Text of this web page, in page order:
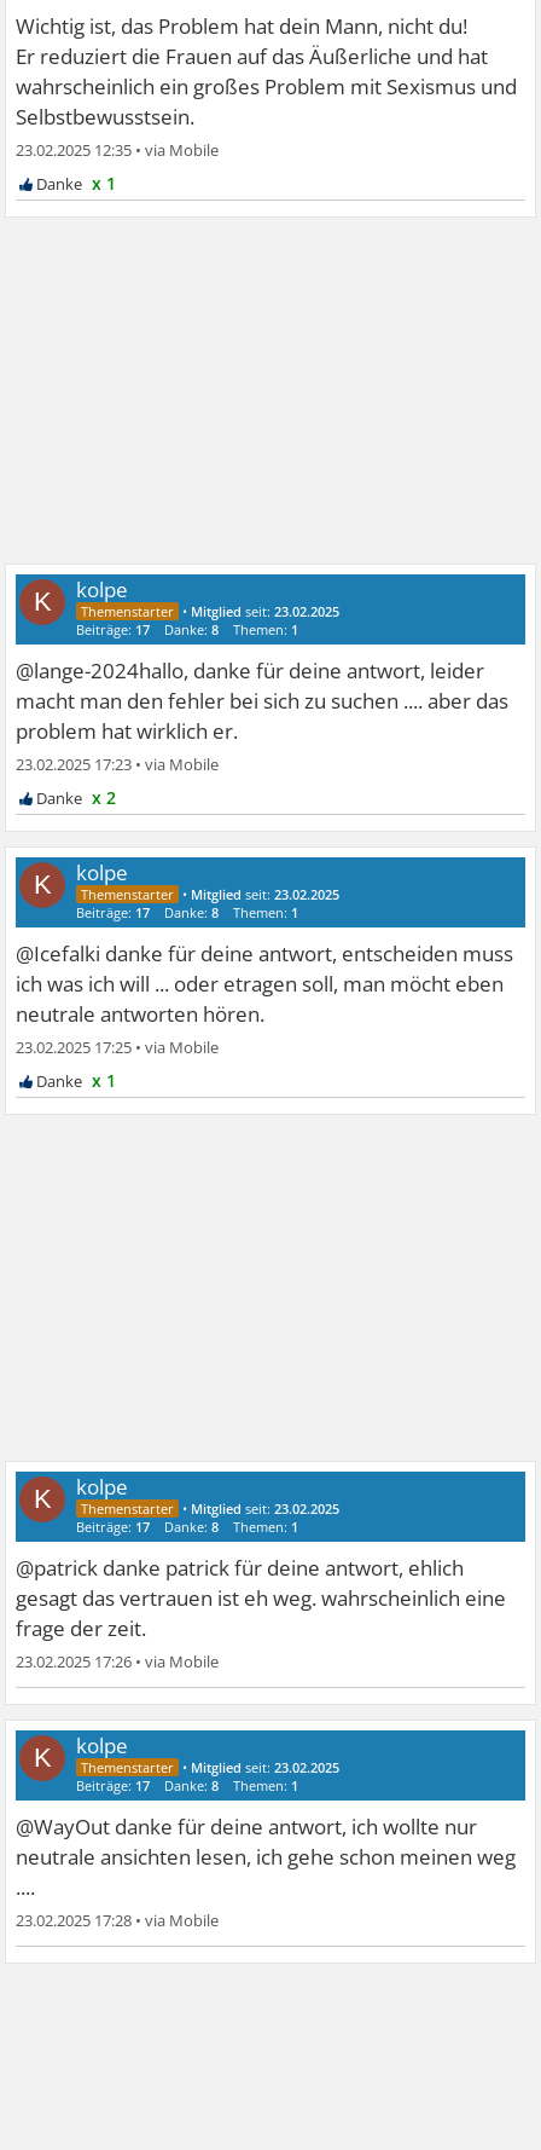
Wichtig ist, das Problem hat dein Mann, nicht du!
Er reduziert die Frauen auf das Äußerliche und hat
wahrscheinlich ein großes Problem mit Sexismus und
Selbstbewusstsein.
23.02.2025 12:35 •
x 1
K kolpe
• Mitglied seit:23.02.2025
Beiträge: 17 Danke:8 Themen: 1
@lange-2024hallo, danke für deine antwort, leider
macht man den fehler bei sich zu suchen .... aber das
problem hat wirklich er.
23.02.2025 17:23 •
x 2
K kolpe
• Mitglied seit:23.02.2025
Beiträge: 17 Danke:8 Themen: 1
@Icefalki danke für deine antwort, entscheiden muss
ich was ich will ... oder etragen soll, man möcht eben
neutrale antworten hören.
23.02.2025 17:25 •
x 1
K kolpe
• Mitglied seit:23.02.2025
Beiträge: 17 Danke:8 Themen: 1
@patrick danke patrick für deine antwort, ehlich
gesagt das vertrauen ist eh weg. wahrscheinlich eine
frage der zeit.
23.02.2025 17:26 •
K kolpe
• Mitglied seit:23.02.2025
Beiträge: 17 Danke:8 Themen: 1
@WayOut danke für deine antwort, ich wollte nur
neutrale ansichten lesen, ich gehe schon meinen weg
....
23.02.2025 17:28 •